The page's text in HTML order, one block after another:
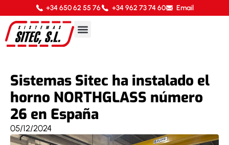
+34 650 62 55 76 +34 962 73 74 60 Email
Sistemas Sitec ha instalado el
horno NORTHGLASS número
26 en España
05/12/2024